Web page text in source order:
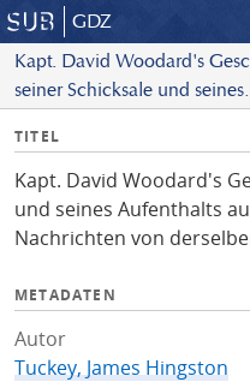
GDZ
Kapt. David Woodard's
seiner Schicksale und seines
Nachrichten von derselben
ihren Bewohnern
I
f
o
TITEL
Kapt. David Woodard's
und seines Aufenthalts
Nachrichten von
METADATEN
Autor
Tuckey, James Hingston